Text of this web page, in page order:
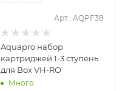
Арт.: AQPF38
Aquapro набор
картриджей 1-3 ступень
для Box VH-RO
Много